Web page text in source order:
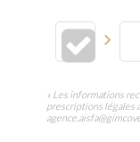
« Les informations
prescriptions légales